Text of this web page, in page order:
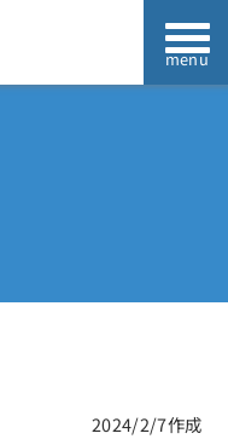
2024/2/7作成